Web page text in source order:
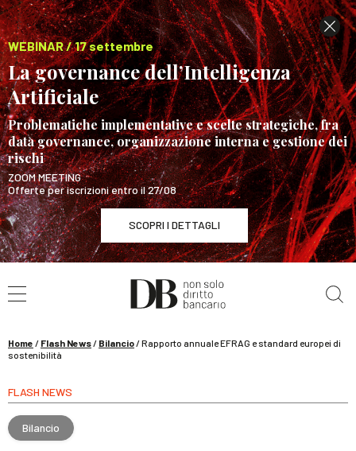
WEBINAR / 17 settembre
La governance dell’Intelligenza
Artificiale
Problematiche implementative e scelte strategiche, fra
data governance, organizzazione interna e gestione dei
rischi
ZOOM MEETING
Offerte per iscrizioni entro il 27/08
SCOPRI I DETTAGLI
WEBINAR / 17 settembre
La governance dell’Intelligenza Artificiale
Home / Flash News/ Bilancio/Rapporto annuale EFRAG e standard europei di
sostenibilità
FLASH NEWS
Bilancio